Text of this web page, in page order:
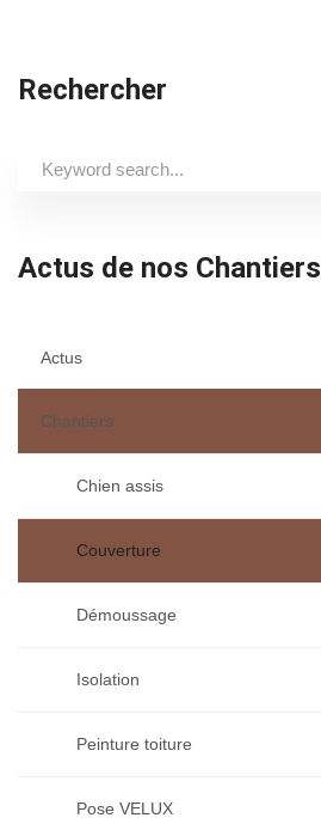
Rechercher
Search
Actus de nos Chantiers
Actus
Chantiers
Chien assis
Couverture
Démoussage
Isolation
Peinture toiture
Pose VELUX